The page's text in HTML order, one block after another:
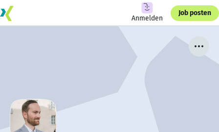
Anmelden
Job posten